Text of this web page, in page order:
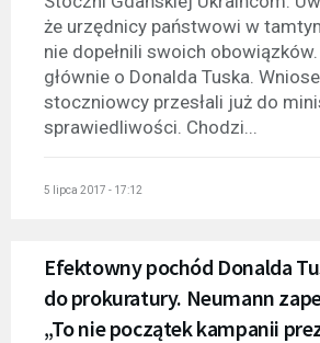
że urzędnicy państwowi w
nie dopełnili swoich
głównie o Donalda Tuska.
stoczniowcy przesłali już do
sprawiedliwości. Chodzi...
5 lipca 2017 - 17:12
Efektowny pochód Donalda
do prokuratury. Neumann
„To nie początek kampanii